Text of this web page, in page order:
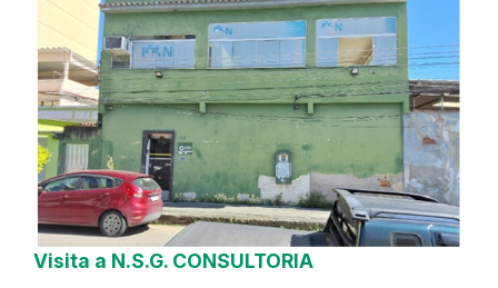
Visita a N.S.G. CONSULTORIA